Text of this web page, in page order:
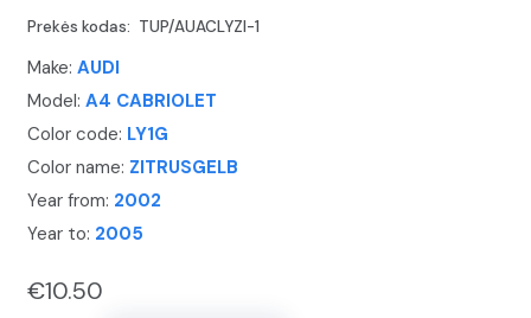
Prekės kodas: TUP/AUACLYZI-1
Make: AUDI
Model: A4 CABRIOLET
Color code: LY1G
Color name: ZITRUSGELB
Year from: 2002
Year to: 2005
€10.50